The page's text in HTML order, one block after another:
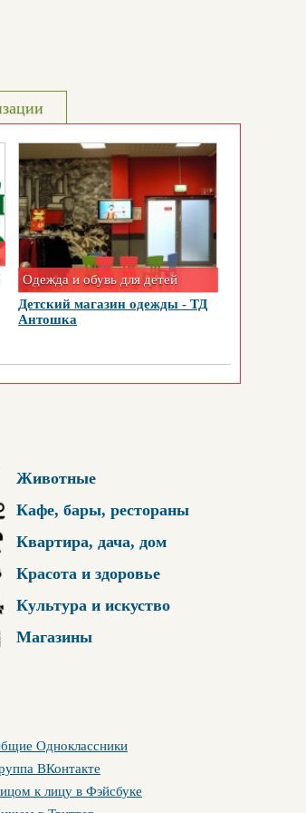
Одежда и обувь для детей
Детский магазин одежды - ТД
Антошка
Животные
Кафе, бары, рестораны
Квартира, дача, дом
Красота и здоровье
Культура и искуство
Магазины
Одноклассники
ВКонтакте
к лицу в Фэйсбуке